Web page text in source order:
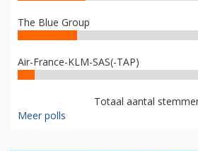
The Blue Group
Air-France-KLM-SAS(-TAP)
Totaal aantal
Meer polls